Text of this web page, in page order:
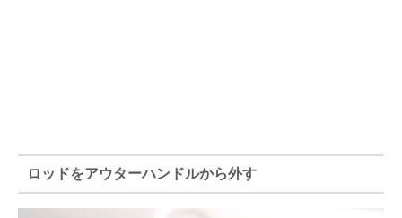
ロッドをアウターハンドルから外す